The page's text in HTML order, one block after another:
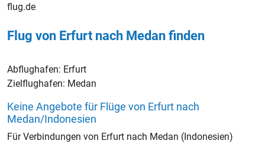
flug.de
Flug von Erfurt nach Medan finden
Abflughafen: Erfurt
Zielflughafen: Medan
Keine Angebote für Flüge von Erfurt nach
Medan/Indonesien
Für Verbindungen von Erfurt nach Medan (Indonesien)